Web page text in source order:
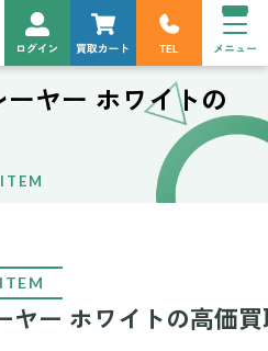
ヤー ホワイトの
ITEM
ITEM
ヤー ホワイトの高価